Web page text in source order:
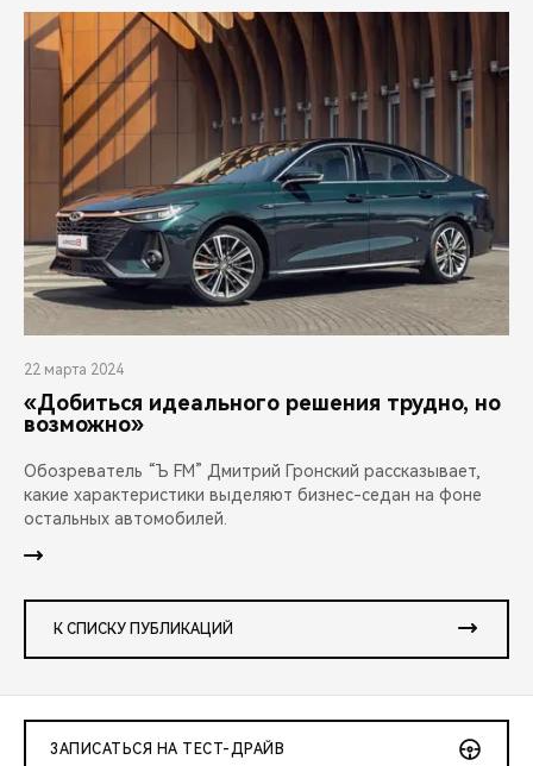
22 марта 2024
«Добиться идеального решения трудно, но
возможно»
Обозреватель “Ъ FM” Дмитрий Гронский рассказывает,
какие характеристики выделяют бизнес-седан на фоне
остальных автомобилей.
К СПИСКУ ПУБЛИКАЦИЙ
ЗАПИСАТЬСЯ НА ТЕСТ-ДРАЙВ